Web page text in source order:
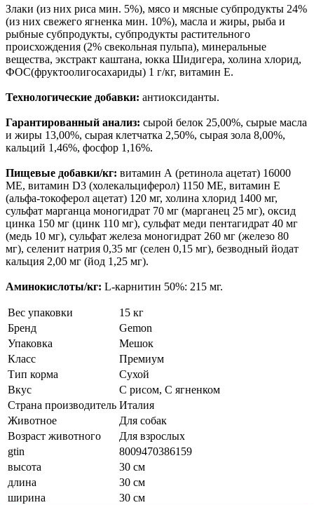
Злаки (из них риса мин. 5%), мясо и мясные субпродукты 24%
(из них свежего ягненка мин. 10%), масла и жиры, рыба и
рыбные субпродукты, субпродукты растительного
происхождения (2% свекольная пульпа), минеральные
вещества, экстракт каштана, юкка Шидигера, холина хлорид,
ФОС(фруктоолигосахариды) 1 г/кг, витамин Е.
Технологические добавки: антиоксиданты.
Гарантированный анализ: сырой белок 25,00%, сырые масла
и жиры 13,00%, сырая клетчатка 2,50%, сырая зола 8,00%,
кальций 1,46%, фосфор 1,16%.
Пищевые добавки/кг: витамин А (ретинола ацетат) 16000
МЕ, витамин D3 (холекальциферол) 1150 МЕ, витамин Е
(альфа-токоферол ацетат) 120 мг, холина хлорид 1400 мг,
сульфат марганца моногидрат 70 мг (марганец 25 мг), оксид
цинка 150 мг (цинк 110 мг), сульфат меди пентагидрат 40 мг
(медь 10 мг), сульфат железа моногидрат 260 мг (железо 80
мг), селенит натрия 0,35 мг (селен 0,15 мг), безводный йодат
кальция 2,00 мг (йод 1,25 мг).
Аминокислоты/кг: L-карнитин 50%: 215 мг.
Вес упаковки
15 кг
Бренд
Gemon
Упаковка
Мешок
Класс
Премиум
Тип корма
Сухой
Вкус
С рисом, С ягненком
Страна производитель Италия
Животное
Для собак
Возраст животного
Для взрослых
gtin
8009470386159
высота
30 см
длина
30 см
ширина
30 см